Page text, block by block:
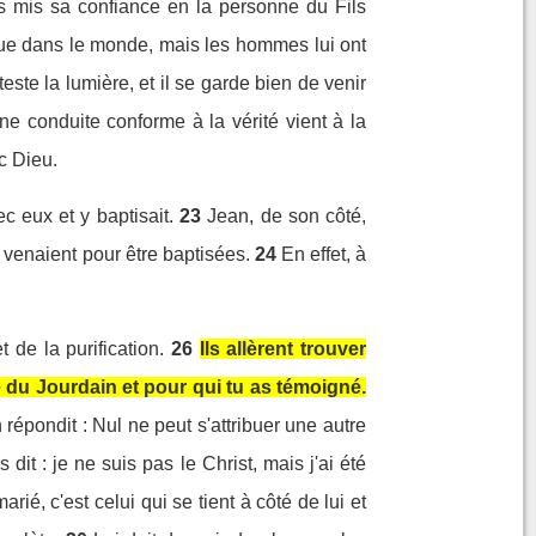
mis sa confiance en la personne du Fils
dans le monde, mais les hommes lui ont
la lumière, et il se garde bien de venir
conduite conforme à la vérité vient à la
Dieu.
eux et y baptisait. 23 Jean, de son côté,
pour être baptisées. 24 En effet, à
de la purification. 26
Ils allèrent trouver
Jourdain et pour qui tu as témoigné.
répondit : Nul ne peut s'attribuer une autre
dit : je ne suis pas le Christ, mais j'ai été
c'est celui qui se tient à côté de lui et